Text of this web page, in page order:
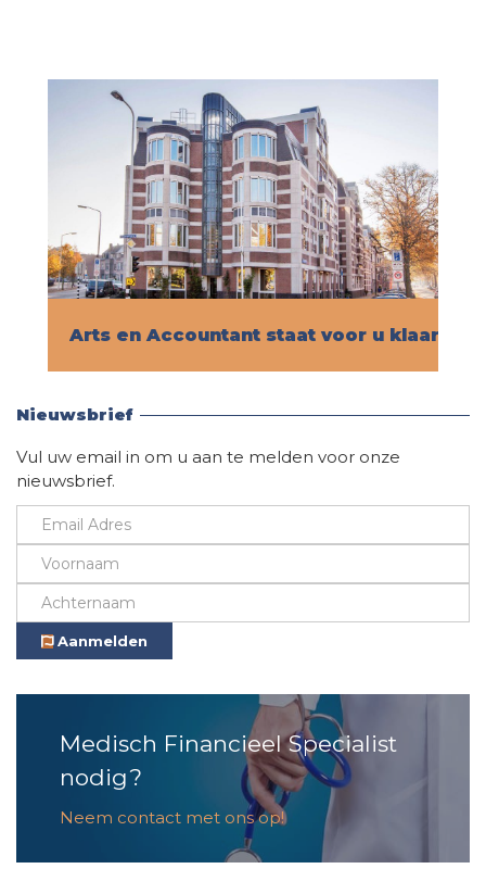
Arts en Accountant staat voor u klaar!
Nieuwsbrief
Vul uw email in om u aan te melden voor onze
nieuwsbrief.
Aanmelden
Medisch Financieel Specialist
nodig?
Neem contact met ons op!